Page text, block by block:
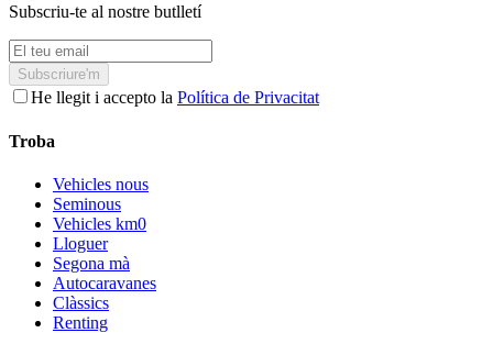
Subscriu-te al nostre butlletí
Subscriure'm
He llegit i accepto la Política de Privacitat
Troba
Vehicles nous
Seminous
Vehicles km0
Lloguer
Segona mà
Autocaravanes
Clàssics
Renting